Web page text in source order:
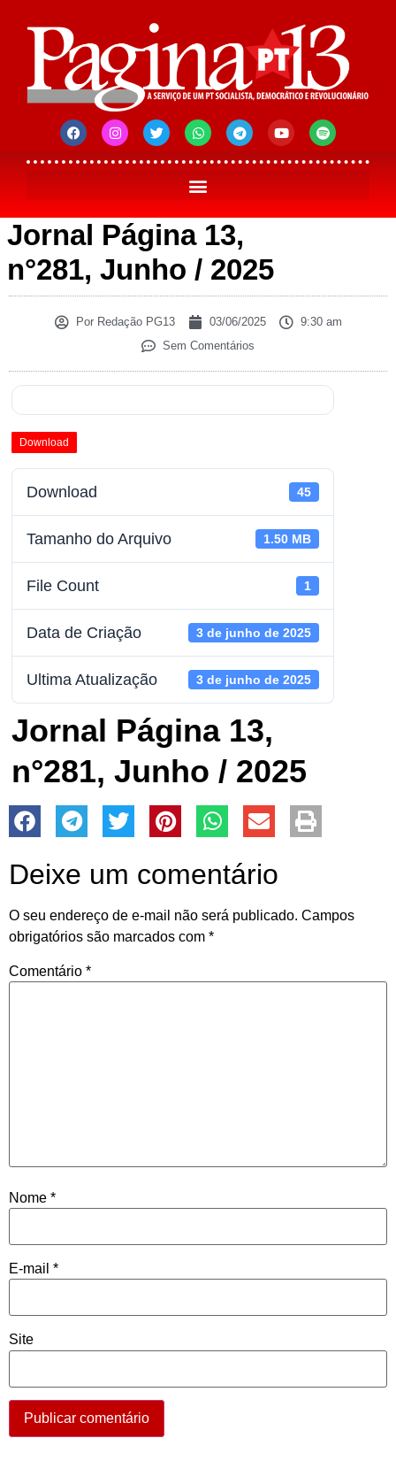
Jornal Página 13,
n°281, Junho / 2025
PorRedação PG13 03/06/2025
9:30 am
Sem Comentários
Download
Download 45
Tamanho do Arquivo 1.50 MB
File Count 1
Data de Criação 3 de junho de 2025
Ultima Atualização 3 de junho de 2025
Jornal Página 13,
n°281, Junho / 2025
Deixe um comentário
O seu endereço de e-mail não será publicado. Campos
obrigatórios são marcados com *
Comentário *
Nome *
E-mail *
Site